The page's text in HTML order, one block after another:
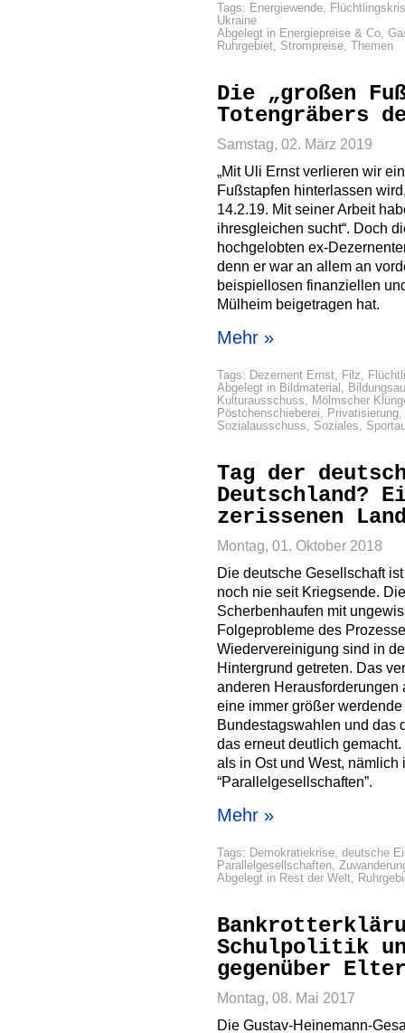
Tags: Energiewende,
Ukraine
Abgelegt in Energiepreise & Co,
Ruhrgebiet, Strompreise, Themen
Die „großen
Totengräbers
Samstag, 02. März 2019
„Mit Uli Ernst verlieren wir
Fußstapfen hinterlassen
14.2.19. Mit seiner Arbeit
ihresgleichen sucht“. Doch
hochgelobten ex-
denn er war an allem an
beispiellosen finanziellen
Mülheim beigetragen hat.
Mehr »
Tags: Dezernent Ernst, Filz,
Abgelegt in Bildmaterial ,
Kulturausschuss, Mölmscher
Pöstchenschieberei, Privatisierung,
Sozialausschuss, Soziales,
Tag der
Deutschland?
zerissenen
Montag, 01. Oktober 2018
Die deutsche Gesellschaft
noch nie seit Kriegsende.
Scherbenhaufen mit
Folgeprobleme des
Wiedervereinigung sind in
Hintergrund getreten. Das
anderen Herausforderungen
eine immer größer
Bundestagswahlen und das
das erneut deutlich
als in Ost und West,
“Parallelgesellschaften”.
Mehr »
Tags: Demokratiekrise, deutsche
Parallelgesellschaften,
Abgelegt in Rest der Welt,
Schulpolitik
gegenüber
Montag, 08. Mai 2017
Die Gustav-Heinemann-